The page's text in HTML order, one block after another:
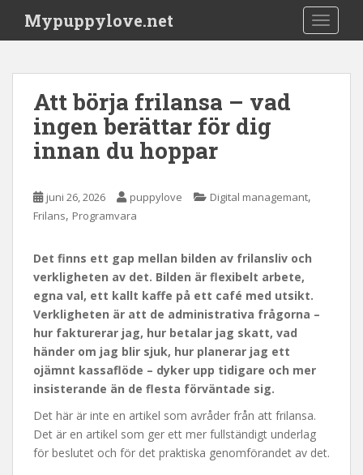
i
Mypuppylove.net
Att börja frilansa – vad
ingen berättar för dig
innan du hoppar
juni 26, 2026 puppylove Digital managemant,
Frilans, Programvara
Det finns ett gap mellan bilden av frilansliv och
verkligheten av det. Bilden är flexibelt arbete,
egna val, ett kallt kaffe på ett café med utsikt.
Verkligheten är att de administrativa frågorna –
hur fakturerar jag, hur betalar jag skatt, vad
händer om jag blir sjuk, hur planerar jag ett
ojämnt kassaflöde – dyker upp tidigare och mer
insisterande än de flesta förväntade sig.
Det här är inte en artikel som avråder från att frilansa.
Det är en artikel som ger ett mer fullständigt underlag
för beslutet och för det praktiska genomförandet av det.